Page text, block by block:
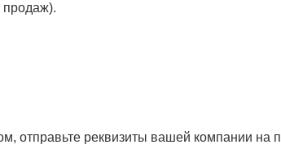
отправьте реквизиты вашей компании на